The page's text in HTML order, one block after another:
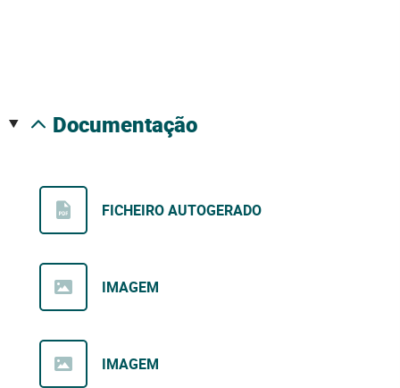
documentação
FICHEIRO AUTOGERADO
IMAGEM
IMAGEM